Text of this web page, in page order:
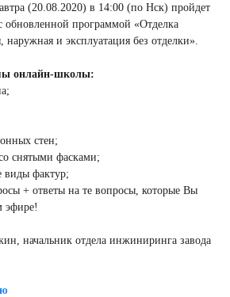
(20.08.2020) в 14:00 (по Нск) пройдет
программой «Отделка
наружная и эксплуатация без отделки».
онлайн-школы:
стен;
снятыми фасками;
виды фактур;
+ ответы на те вопросы, которые Вы
эфире!
начальник отдела инжиниринга завода